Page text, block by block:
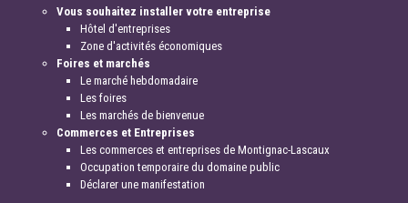
Vous souhaitez installer votre entreprise
Hôtel d'entreprises
Zone d'activités économiques
Foires et marchés
Le marché hebdomadaire
Les foires
Les marchés de bienvenue
Commerces et Entreprises
Les commerces et entreprises de Montignac-Lascaux
Occupation temporaire du domaine public
Déclarer une manifestation